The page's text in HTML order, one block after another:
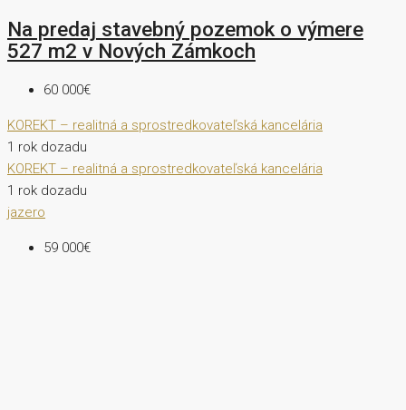
Na predaj stavebný pozemok o výmere
527 m2 v Nových Zámkoch
60 000€
KOREKT – realitná a sprostredkovateľská kancelária
1 rok dozadu
KOREKT – realitná a sprostredkovateľská kancelária
1 rok dozadu
jazero
59 000€